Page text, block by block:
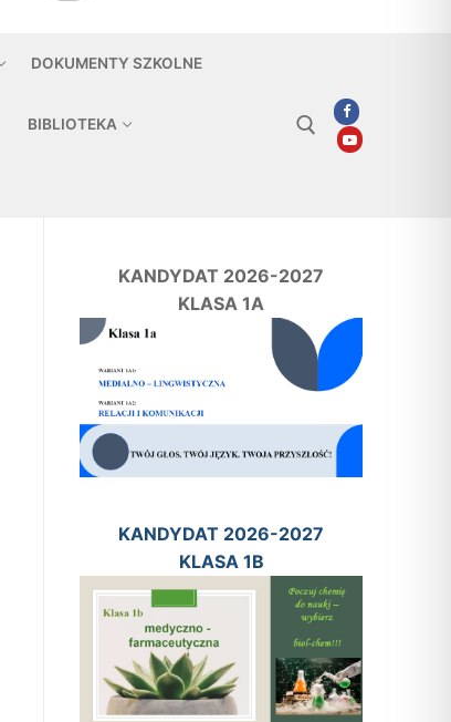
DOKUMENTY SZKOLNE
BIBLIOTEKA
KANDYDAT 2026-2027
KLASA 1A
KANDYDAT 2026-2027
KLASA 1B